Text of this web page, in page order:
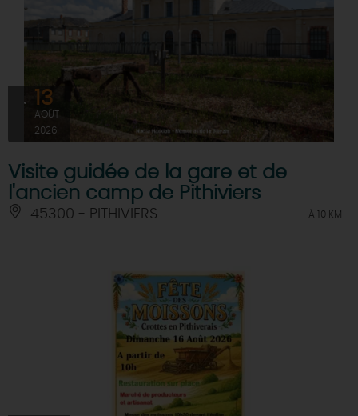
13
AOÛT
2026
Visite guidée de la gare et de
l'ancien camp de Pithiviers
45300 - PITHIVIERS À 10 KM